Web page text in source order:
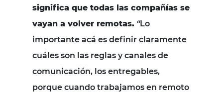
significa que todas las compañías se
vayan a volver remotas. “Lo
importante acá es definir claramente
cuáles son las reglas y canales de
comunicación, los entregables,
porque cuando trabajamos en remoto